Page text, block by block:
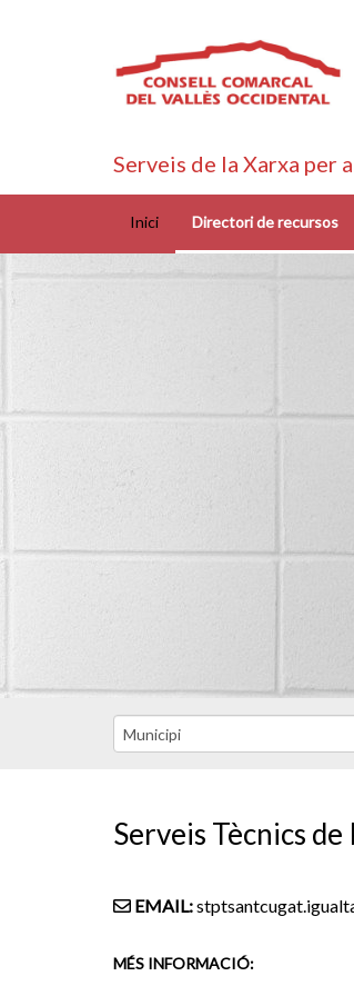
Serveis de la Xarxa per
Inici Directori de recursos
Serveis Tècnics
EMAIL:
MÉS INFORMACIÓ: